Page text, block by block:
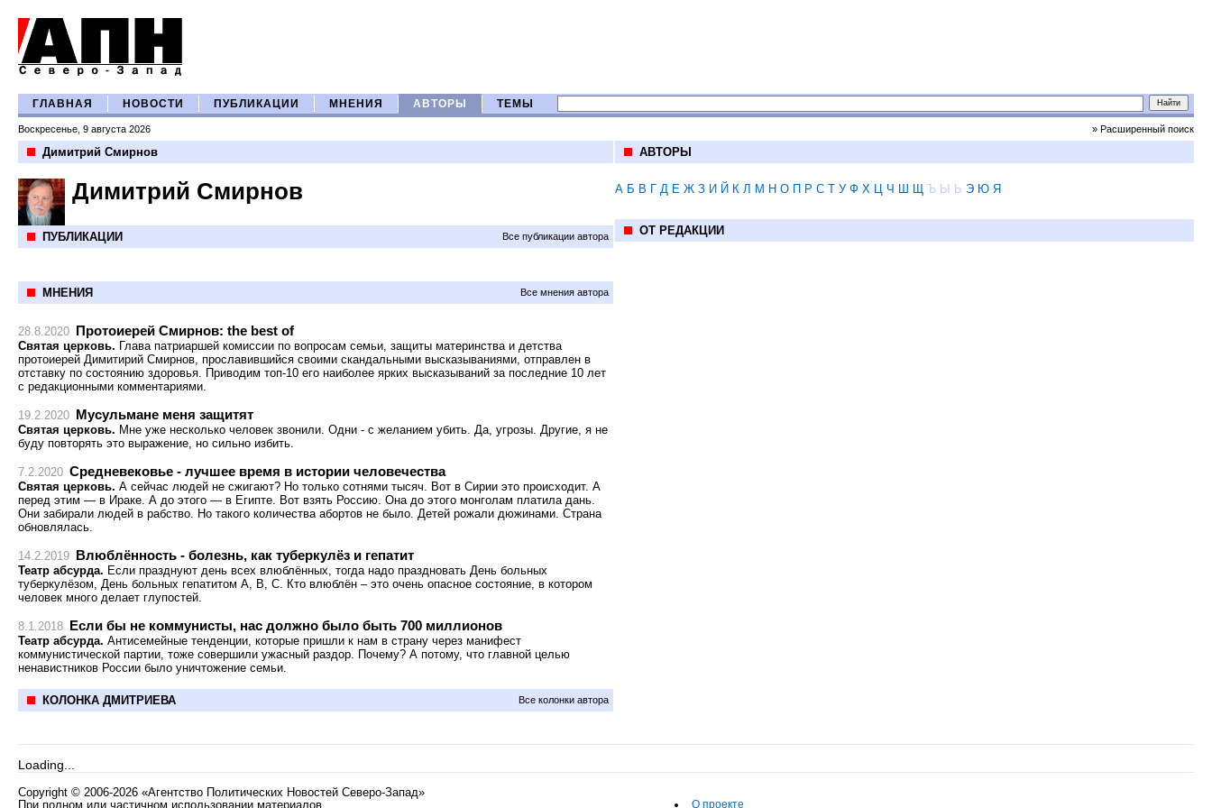
ГЛАВНАЯ НОВОСТИ ПУБЛИКАЦИИ МНЕНИЯ АВТОРЫ ТЕМЫ
Воскресенье, 9 августа 2026 » Расширенный поиск
Димитрий Смирнов
Димитрий Смирнов
ПУБЛИКАЦИИ Все публикации автора
МНЕНИЯ Все мнения автора
28.8.2020 Протоиерей Смирнов: the best of
Святая церковь. Глава патриаршей комиссии по вопросам семьи, защиты материнства и детства
протоиерей Димитирий Смирнов, прославившийся своими скандальными высказываниями, отправлен в
отставку по состоянию здоровья. Приводим топ-10 его наиболее ярких высказываний за последние 10 лет
с редакционными комментариями.
19.2.2020 Мусульмане меня защитят
Святая церковь. Мне уже несколько человек звонили. Одни - с желанием убить. Да, угрозы. Другие, я не
буду повторять это выражение, но сильно избить.
7.2.2020 Средневековье - лучшее время в истории человечества
Святая церковь. А сейчас людей не сжигают? Но только сотнями тысяч. Вот в Сирии это происходит. А
перед этим — в Ираке. А до этого — в Египте. Вот взять Россию. Она до этого монголам платила дань.
Они забирали людей в рабство. Но такого количества абортов не было. Детей рожали дюжинами. Страна
обновлялась.
14.2.2019 Влюблённость - болезнь, как туберкулёз и гепатит
Театр абсурда. Если празднуют день всех влюблённых, тогда надо праздновать День больных
туберкулёзом, День больных гепатитом A, B, C. Кто влюблён – это очень опасное состояние, в котором
человек много делает глупостей.
8.1.2018 Если бы не коммунисты, нас должно было быть 700 миллионов
Театр абсурда. Антисемейные тенденции, которые пришли к нам в страну через манифест
коммунистической партии, тоже совершили ужасный раздор. Почему? А потому, что главной целью
ненавистников России было уничтожение семьи.
КОЛОНКА ДМИТРИЕВА Все колонки автора
АВТОРЫ
А Б В Г Д Е Ж З И Й К Л М Н О П Р С Т У Ф Х Ц Ч Ш Щ Ъ Ы Ь Э Ю Я
ОТ РЕДАКЦИИ
Loading...
Copyright © 2006-2026 «Агентство Политических Новостей Северо-Запад»
При полном или частичном использовании материалов,
О проекте